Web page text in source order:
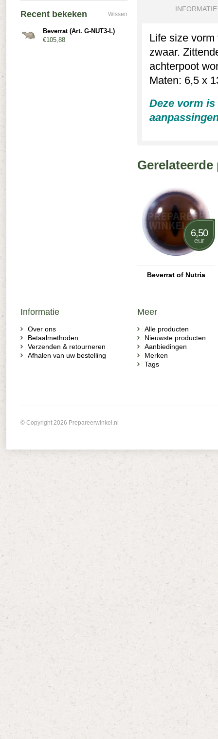
INFORMATIE
Life size
zwaar.
achterpoot
Maten: 6,5 x
Deze vorm
6,50
eur
Beverrat of Nutria
Recent bekeken Wissen
Beverrat (Art. G-NUT3-L)
€105,88
Informatie
Over ons
Betaalmethoden
Verzenden & retourneren
Afhalen van uw bestelling
Meer
Alle producten
Nieuwste producten
Aanbiedingen
Merken
Tags
© Copyright 2026 Prepareerwinkel.nl